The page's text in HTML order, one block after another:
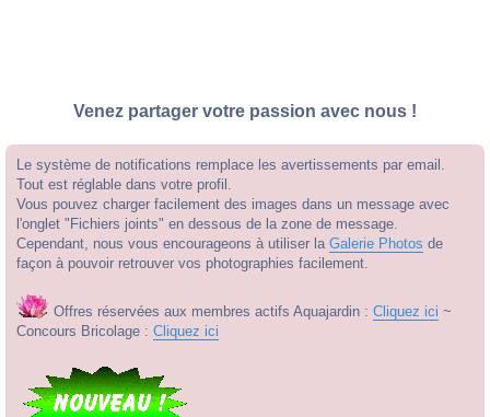
Venez partager votre passion avec nous !
Le système de notifications remplace les avertissements par email.
Tout est réglable dans votre profil.
Vous pouvez charger facilement des images dans un message avec
l'onglet "Fichiers joints" en dessous de la zone de message.
Cependant, nous vous encourageons à utiliser la Galerie Photos de
façon à pouvoir retrouver vos photographies facilement.
Offres réservées aux membres actifs Aquajardin : Cliquez ici ~
Concours Bricolage : Cliquez ici